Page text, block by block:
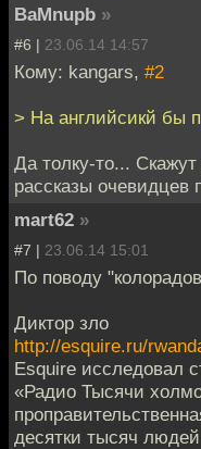
BaMnupb »
#6 | 23.06.14 14:57
Кому: kangars, #2
> На английсикй бы
Да толку-то...
рассказы очевидцев
mart62 »
#7 | 23.06.14 15:01
По поводу
Диктор зло
http://esquire.ru/
Esquire исследовал
«Радио Тысячи
десятки тысяч